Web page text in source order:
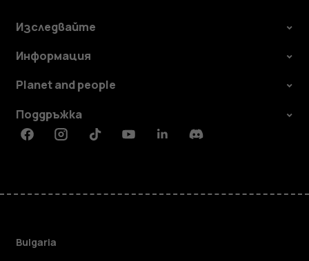
Изследвайте
Информация
Planet and people
Поддръжка
FacebookInstagramTiktokYoutubeLinkedinDiscord
Bulgaria